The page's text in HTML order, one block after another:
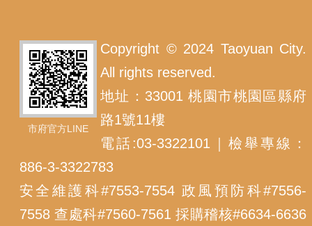
市府官方LINE
Copyright © 2024 Taoyuan City.
All rights reserved.
地址：33001 桃園市桃園區縣府
路1號11樓
電話:03-3322101｜檢舉專線：
886-3-3322783
安全維護科#7553-7554 政風預防科#7556-
7558 查處科#7560-7561 採購稽核#6634-6636